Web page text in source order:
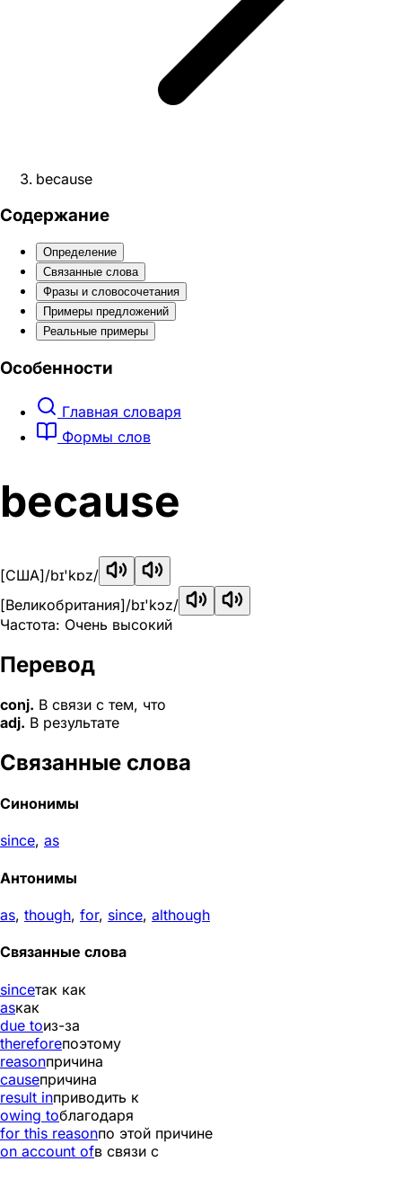
because
Содержание
Определение
Связанные слова
Фразы и словосочетания
Примеры предложений
Реальные примеры
Особенности
Главная словаря
Формы слов
because
[США]/bɪ'kɒz/
[Великобритания]/bɪ'kɔz/
Частота: Очень высокий
Перевод
conj. В связи с тем, что
adj. В результате
Связанные слова
Синонимы
since, as
Антонимы
as, though, for, since, although
Связанные слова
sinceтак как
asкак
due toиз-за
thereforeпоэтому
reasonпричина
causeпричина
result inприводить к
owing toблагодаря
for this reasonпо этой причине
on account ofв связи с